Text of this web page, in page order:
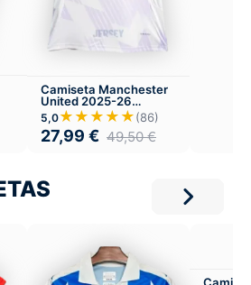
Camiseta Manchester
United 2025-26
Visitante
5,0★★★★★(86)
27,99 € 49,50€